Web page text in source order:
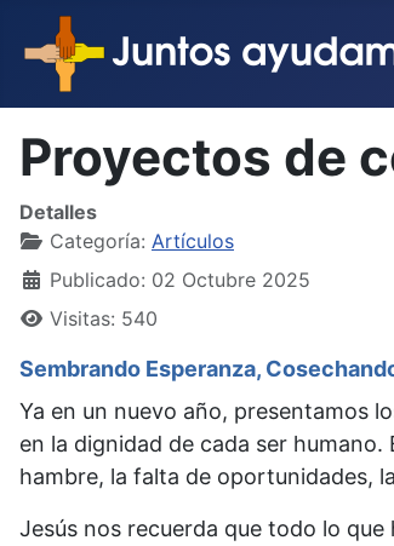
Proyectos de
Detalles
Categoría: Artículos
Publicado: 02 Octubre 2025
Visitas: 540
Sembrando Esperanza,
Ya en un nuevo año, presentamos
en la dignidad de cada ser
hambre, la falta de oportunidades,
Jesús nos recuerda que todo lo